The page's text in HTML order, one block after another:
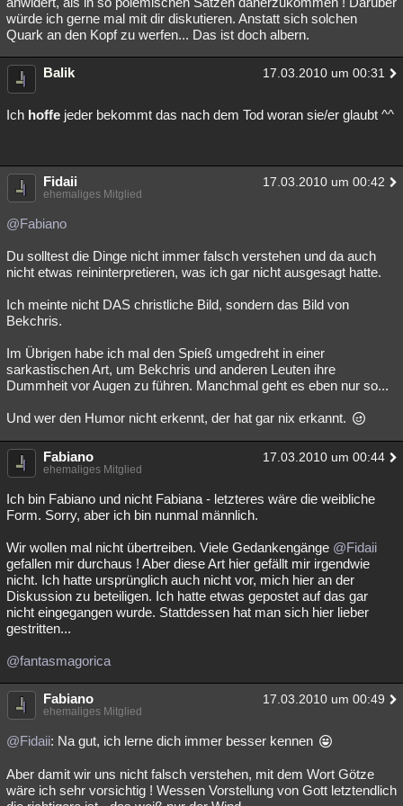
Besucht Teilgenommen Alle Neue Geschlossen
Lesenswert Schlüsselwörter
würde ich gerne mal mit dir diskutieren. Anstatt sich solchen
Quark an den Kopf zu werfen... Das ist doch albern.
Balik 17.03.2010 um 00:31
Ich hoffe jeder bekommt das nach dem Tod woran sie/er glaubt ^^
Fidaii 17.03.2010 um 00:42
ehemaliges Mitglied
@Fabiano
Du solltest die Dinge nicht immer falsch verstehen und da auch
nicht etwas reininterpretieren, was ich gar nicht ausgesagt hatte.
Ich meinte nicht DAS christliche Bild, sondern das Bild von
Bekchris.
Im Übrigen habe ich mal den Spieß umgedreht in einer
sarkastischen Art, um Bekchris und anderen Leuten ihre
Dummheit vor Augen zu führen. Manchmal geht es eben nur so...
Und wer den Humor nicht erkennt, der hat gar nix erkannt.
Fabiano 17.03.2010 um 00:44
ehemaliges Mitglied
Ich bin Fabiano und nicht Fabiana - letzteres wäre die weibliche
Form. Sorry, aber ich bin nunmal männlich.
Wir wollen mal nicht übertreiben. Viele Gedankengänge @Fidaii
gefallen mir durchaus ! Aber diese Art hier gefällt mir irgendwie
nicht. Ich hatte ursprünglich auch nicht vor, mich hier an der
Diskussion zu beteiligen. Ich hatte etwas gepostet auf das gar
nicht eingegangen wurde. Stattdessen hat man sich hier lieber
gestritten...
@fantasmagorica
Fabiano 17.03.2010 um 00:49
ehemaliges Mitglied
@Fidaii: Na gut, ich lerne dich immer besser kennen
Aber damit wir uns nicht falsch verstehen, mit dem Wort Götze
wäre ich sehr vorsichtig ! Wessen Vorstellung von Gott letztendlich